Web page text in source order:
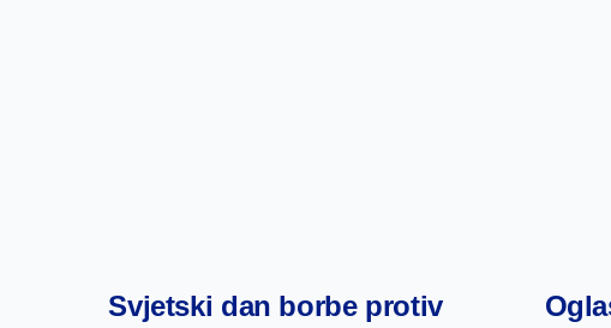
Svjetski dan borbe protiv